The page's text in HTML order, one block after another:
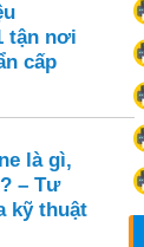
tận nơi
cấp
là gì,
– Tư
kỹ thuật